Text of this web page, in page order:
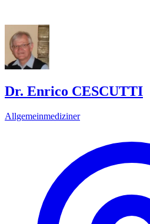
Dr. Enrico CESCUTTI
Allgemeinmediziner